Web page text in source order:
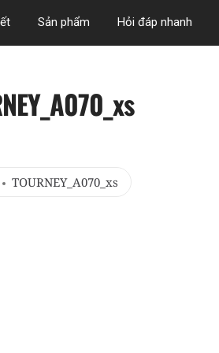
Sản phẩm Hỏi đáp nhanh
TOURNEY_A070_xs